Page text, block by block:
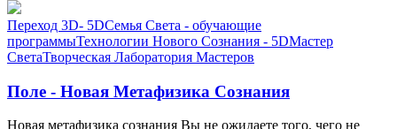
Переход 3D- 5DСемья Света - обучающие
программыТехнологии Нового Сознания - 5DМастер
СветаТворческая Лаборатория Мастеров
Поле - Новая Метафизика Сознания
Новая метафизика сознания Вы не ожидаете того, чего не